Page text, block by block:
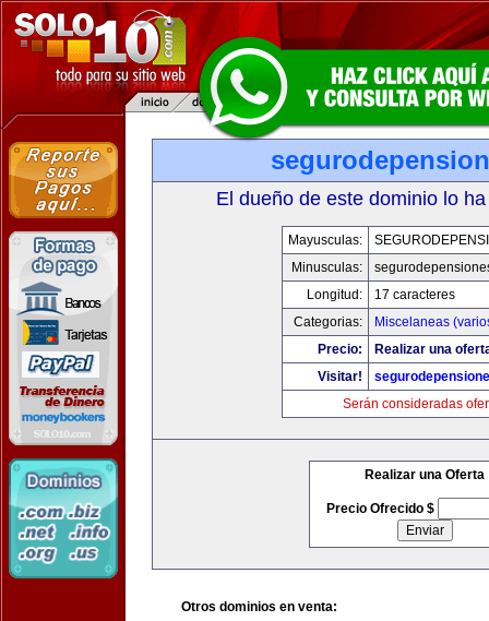
El dueño de este dominio lo
Mayusculas:
Minusculas:
Longitud:
17 caracteres
Categorias:
Miscelaneas
Precio:
Realizar una
Visitar!
Serán consideradas
Realizar una Oferta
Precio Ofrecido $
Otros dominios en venta: